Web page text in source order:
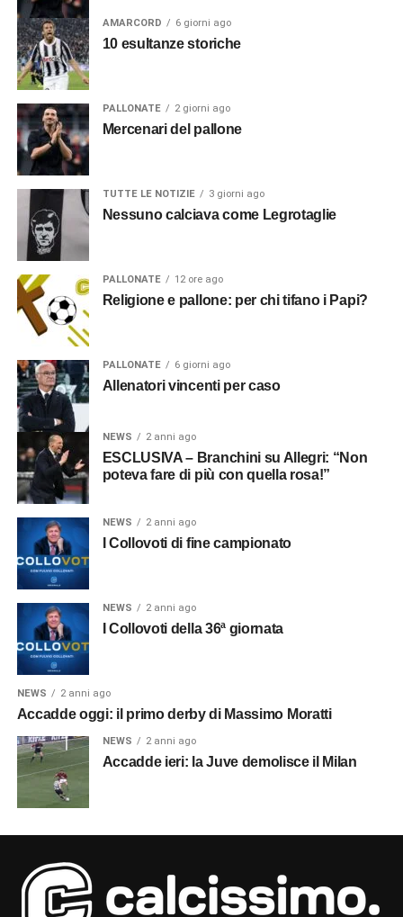
AMARCORD 6 giorni ago
10 esultanze storiche
PALLONATE 2 giorni ago
Mercenari del pallone
TUTTE LE NOTIZIE 3 giorni ago
Nessuno calciava come Legrotaglie
PALLONATE 12 ore ago
Religione e pallone: per chi tifano i Papi?
PALLONATE 6 giorni ago
Allenatori vincenti per caso
NEWS 2 anni ago
ESCLUSIVA – Branchini su Allegri: “Non
poteva fare di più con quella rosa!”
NEWS 2 anni ago
I Collovoti di fine campionato
NEWS 2 anni ago
I Collovoti della 36ª giornata
NEWS 2 anni ago
Accadde oggi: il primo derby di Massimo Moratti
NEWS 2 anni ago
Accadde ieri: la Juve demolisce il Milan